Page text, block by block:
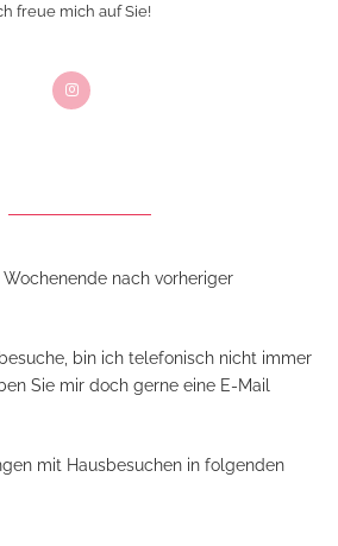
freue mich auf Sie!
Wochenende nach vorheriger
bin ich telefonisch nicht immer
Sie mir doch gerne eine E-Mail
mit Hausbesuchen in folgenden